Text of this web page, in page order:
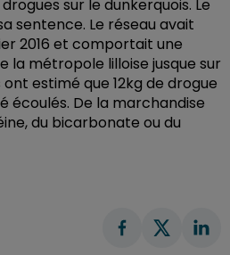
sur le dunkerquois. Le
sentence. Le réseau avait
2016 et comportait une
la métropole lilloise jusque sur
estimé que 12kg de drogue
écoulés. De la marchandise
du bicarbonate ou du